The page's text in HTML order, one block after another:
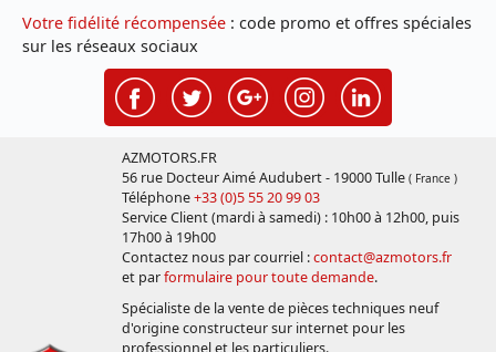
Votre fidélité récompensée : code promo et offres spéciales
sur les réseaux sociaux
AZMOTORS.FR
56 rue Docteur Aimé Audubert - 19000 Tulle ( France )
Téléphone+33 (0)5 55 20 99 03
Service Client (mardi à samedi) : 10h00 à 12h00, puis
17h00 à 19h00
Contactez nous par courriel :contact@azmotors.fr
et parformulaire pour toute demande.
Spécialiste de la vente de pièces techniques neuf
d'origine constructeur sur internet pour les
professionnel et les particuliers.